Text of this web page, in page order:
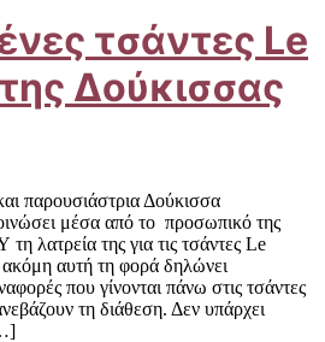
τσάντες Le
Δούκισσας
παρουσιάστρια Δούκισσα
μέσα από το προσωπικό της
λατρεία της για τις τσάντες Le
αυτή τη φορά δηλώνει
που γίνονται πάνω στις τσάντες
τη διάθεση. Δεν υπάρχει